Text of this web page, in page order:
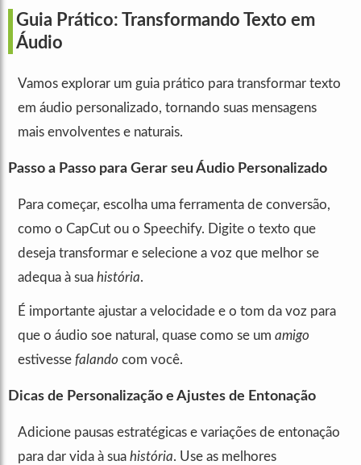
Guia Prático: Transformando Texto em
Áudio
Vamos explorar um guia prático para transformar texto
em áudio personalizado, tornando suas mensagens
mais envolventes e naturais.
Passo a Passo para Gerar seu Áudio Personalizado
Para começar, escolha uma ferramenta de conversão,
como o CapCut ou o Speechify. Digite o texto que
deseja transformar e selecione a voz que melhor se
adequa à sua história.
É importante ajustar a velocidade e o tom da voz para
que o áudio soe natural, quase como se um amigo
estivesse falando com você.
Dicas de Personalização e Ajustes de Entonação
Adicione pausas estratégicas e variações de entonação
para dar vida à sua história. Use as melhores